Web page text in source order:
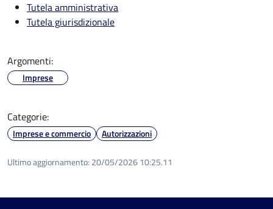
Tutela amministrativa
Tutela giurisdizionale
Argomenti:
Imprese
Categorie:
Imprese e commercio Autorizzazioni
Ultimo aggiornamento: 20/05/2026 10:25.11